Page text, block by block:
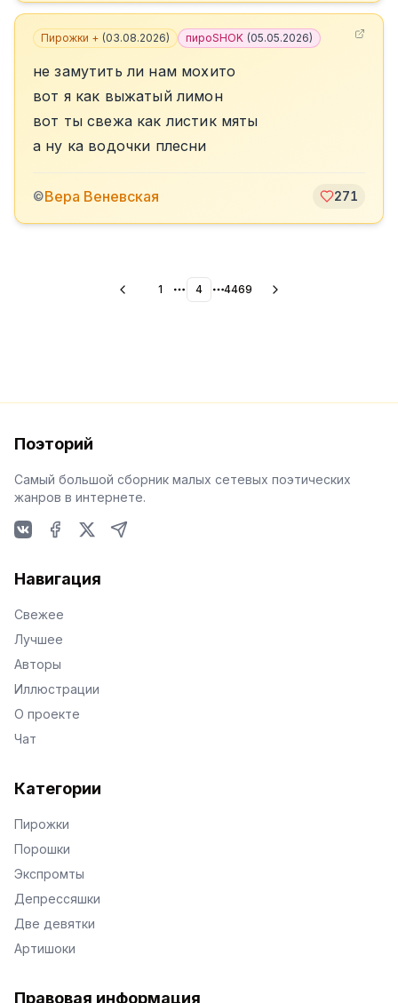
Пирожки + (03.08.2026) пироSHOK (05.05.2026)
не замутить ли нам мохито
вот я как выжатый лимон
вот ты свежа как листик мяты
а ну ка водочки плесни
©Вера Веневская 271
1 More pages
4 More pages
4469
Поэторий
Самый большой сборник малых сетевых поэтических
жанров в интернете.
Навигация
Свежее
Лучшее
Авторы
Иллюстрации
О проекте
Чат
Категории
Пирожки
Порошки
Экспромты
Депрессяшки
Две девятки
Артишоки
Правовая информация